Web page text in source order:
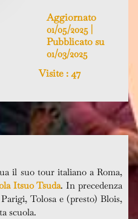
Aggiornato
01/05/2025 |
Pubblicato su
01/03/2025
Visite : 47
il suo tour italiano a Roma,
Itsuo Tsuda. In precedenza
Tolosa e (presto) Blois,
scuola.